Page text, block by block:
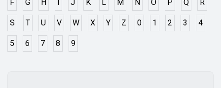
F G H I J K L M N O P Q R
S T U V W X Y Z 0 1 2 3 4
5 6 7 8 9